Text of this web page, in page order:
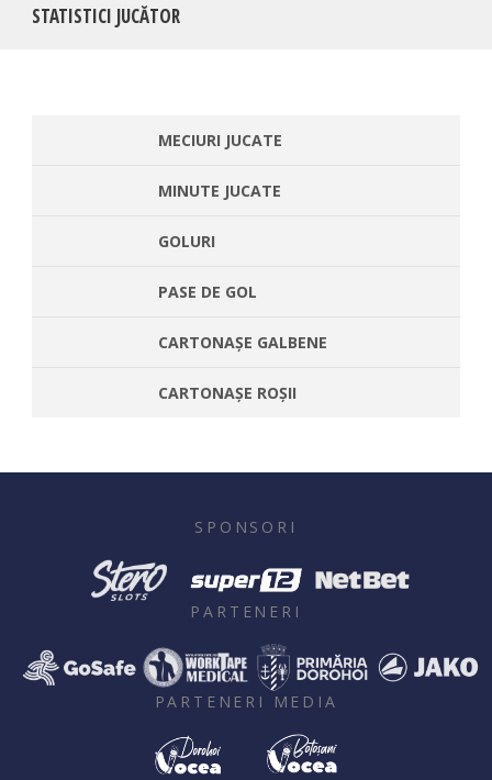
STATISTICI JUCĂTOR
MECIURI JUCATE
MINUTE JUCATE
GOLURI
PASE DE GOL
CARTONAȘE GALBENE
CARTONAȘE ROȘII
SPONSORI
PARTENERI
PARTENERI MEDIA